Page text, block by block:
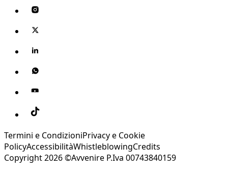
Termini e CondizioniPrivacy e Cookie
PolicyAccessibilitàWhistleblowingCredits
Copyright 2026 ©Avvenire P.Iva 00743840159